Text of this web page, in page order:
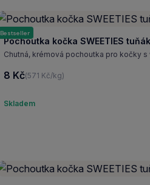
Bestseller
Pochoutka kočka SWEETIES
Chutná, krémová pochoutka pro kočky
8 Kč(571 Kč/kg)
Skladem